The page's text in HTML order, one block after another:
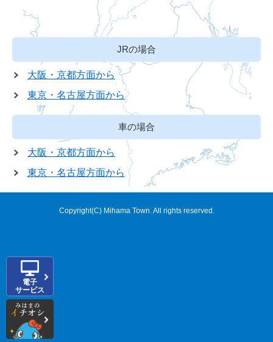
電子
サービス
JRの場合
大阪・京都方面から
東京・名古屋方面から
車の場合
大阪・京都方面から
東京・名古屋方面から
Copyright(C) Mihama Town. All rights reserved.